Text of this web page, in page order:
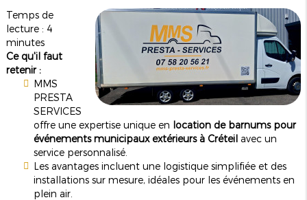
Temps de
lecture : 4
minutes
Ce qu'il faut
retenir :
MMS
PRESTA
SERVICES
offre une expertise unique en location de barnums pour
événements municipaux extérieurs à Créteilavec un
service personnalisé.
Les avantages incluent une logistique simplifiée et des
installations sur mesure, idéales pour les événements en
plein air.